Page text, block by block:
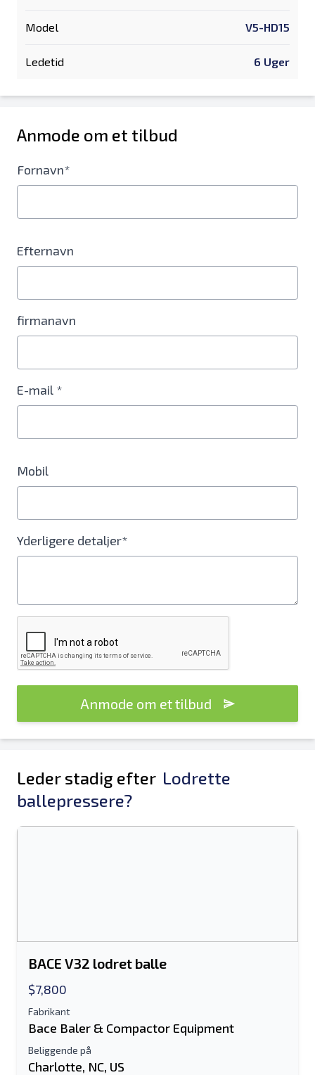
Model V5-HD15
Ledetid 6 Uger
Anmode om et tilbud
Fornavn*
Efternavn
firmanavn
E-mail *
Mobil
Yderligere detaljer*
Anmode om et tilbud
Leder stadig efter Lodrette
ballepressere?
BACE V32 lodret balle
$7,800
Fabrikant
Bace Baler & Compactor Equipment
Beliggende på
Charlotte, NC, US